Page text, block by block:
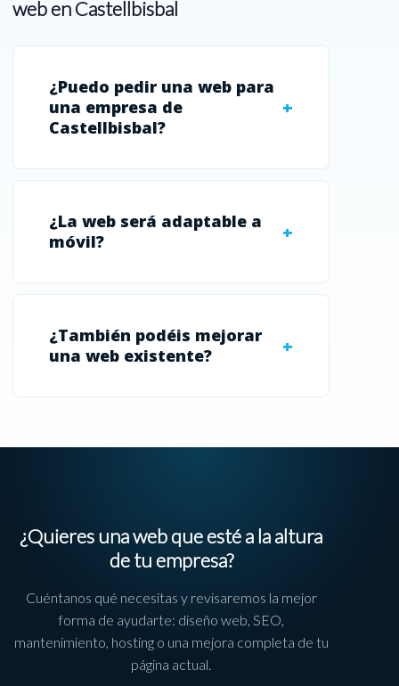
web en Castellbisbal
¿Puedo pedir una web para
una empresa de
Castellbisbal?
¿La web será adaptable a
móvil?
¿También podéis mejorar
una web existente?
¿Quieres una web que esté a la altura
de tu empresa?
Cuéntanos qué necesitas y revisaremos la mejor
forma de ayudarte: diseño web, SEO,
mantenimiento, hosting o una mejora completa de tu
página actual.